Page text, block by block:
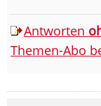
Antworten
Themen-Abo